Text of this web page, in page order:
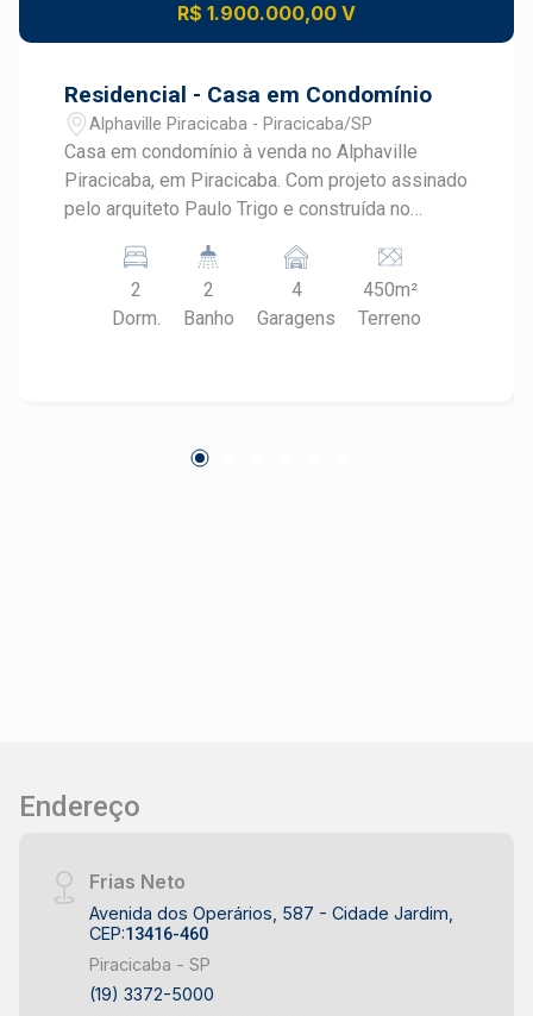
R$ 1.900.000,00 V
Residencial - Casa em Condomínio
Alphaville Piracicaba - Piracicaba/SP
Casa em condomínio à venda no Alphaville
Piracicaba, em Piracicaba. Com projeto assinado
pelo arquiteto Paulo Trigo e construída no
madeira), esta residência combina arquitetura
contemporânea, integração com a natureza e
ambientes acolhedores em um dos
integrada - Piscina privativa - Lago de carpas -
Fácil acesso às principais vias da cidade -
restaurantes e centros comerciais - Condomínio
com segurança 24 horas e infraestrutura
completa de lazer - Região planejada que
buscam conforto e exclusividade - Pessoas
2
Dorm.
2
Banho
4
Garagens
450m²
Terreno
Endereço
Frias Neto
Avenida dos Operários, 587 - Cidade Jardim,
CEP:13416-460
Piracicaba - SP
(19) 3372-5000